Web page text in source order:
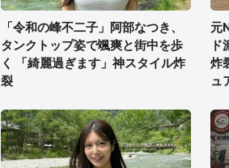
「令和の峰不二子」阿部なつき、
タンクトップ姿で颯爽と街中を歩
く 「綺麗過ぎます」神スタイル炸
裂
元
ド
炸
ュ